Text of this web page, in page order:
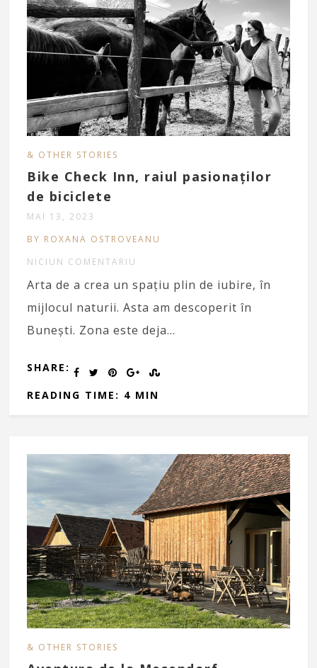
& OTHER STORIES
Bike Check Inn, raiul pasionaților
de biciclete
MAI 13, 2023
BY ROXANA OSTROVEANU
NICIUN COMENTARIU
Arta de a crea un spațiu plin de iubire, în
mijlocul naturii. Asta am descoperit în
Bunești. Zona este deja…
SHARE:
READING TIME: 4 MIN
& OTHER STORIES